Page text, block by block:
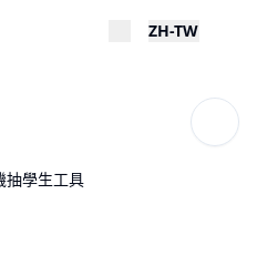
ZH-TW
目錄
抽學生工具